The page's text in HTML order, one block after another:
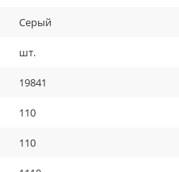
Серый
шт.
19841
110
110